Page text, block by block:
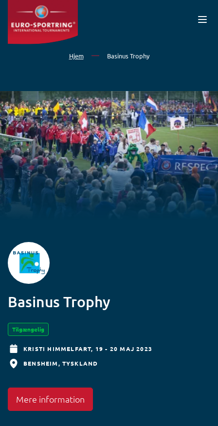
Gå til hovedindhold
Hjem Basinus Trophy
Basinus Trophy
Tilgængelig
KRISTI HIMMELFART, 19 - 20 MAJ 2023
BENSHEIM
TYSKLAND
Mere information